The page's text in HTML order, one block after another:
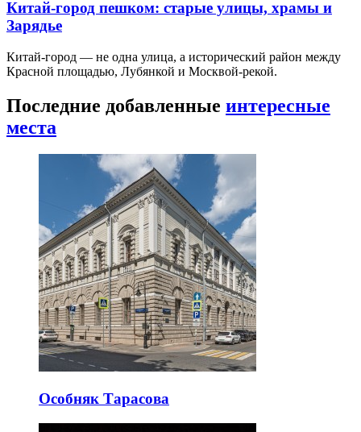
Китай-город пешком: старые улицы, храмы и
Зарядье
Китай-город — не одна улица, а исторический район между
Красной площадью, Лубянкой и Москвой-рекой.
Последние добавленные интересные
места
Особняк Тарасова